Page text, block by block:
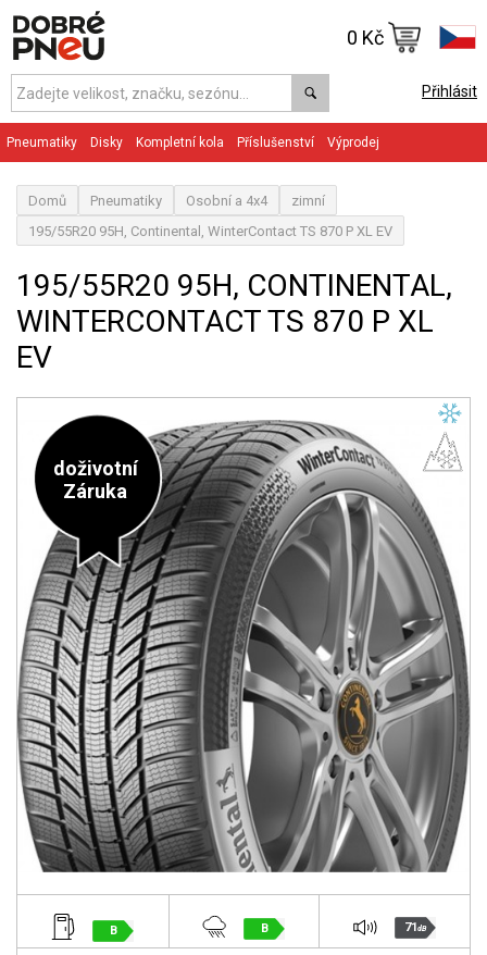
Přihlásit
0 Kč
Pneumatiky Disky Kompletní kola Příslušenství Výprodej
Domů Pneumatiky Osobní a 4x4
zimní
195/55R20 95H, Continental, WinterContact TS 870 P XL EV
195/55R20 95H, CONTINENTAL,
WINTERCONTACT TS 870 P XL
EV
doživotní
Záruka
B B 71dB